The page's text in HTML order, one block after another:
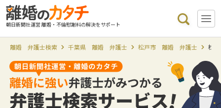
朝日新聞社運営 離婚・不倫慰謝料の解決をサポート
離婚 弁護士検索 千葉県 離婚 弁護士 松戸市 離婚 弁護士 松